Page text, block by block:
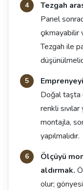
Tezgah
Panel
çıkmayabilir
Tezgah ile
Doğal taşta
renkli
montajla,
yapılmalıdır.
Ölçüyü
aldırmak.
olur;